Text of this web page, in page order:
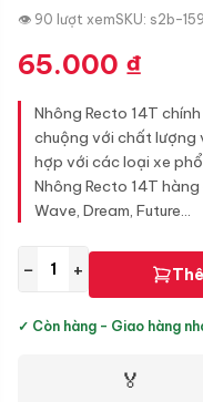
👁 90 lượt xemSKU: s2b-
65.000 ₫
Nhông Recto 14T
chuộng với chất lượng
hợp với các loại xe
Nhông Recto 14T
Wave, Dream, Future...
− +
✓ Còn hàng - Giao hàng
🏅